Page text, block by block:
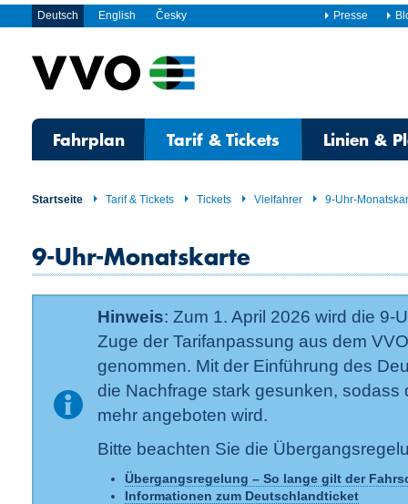
Deutsch English Česky Presse
Fahrplan Tarif & Tickets Linien &
Startseite Tarif & Tickets Tickets Vielfahrer 9-Uhr-
9-Uhr-Monatskarte
Hinweis: Zum 1. April 2026 wird die 9-
Zuge der Tarif­anpassung aus dem
genommen. Mit der Einführung des
die Nachfrage stark gesunken, sodass
mehr angeboten wird.
Bitte beachten Sie die
Übergangsregelung – So lange gilt der
Informationen zum Deutschlandticket